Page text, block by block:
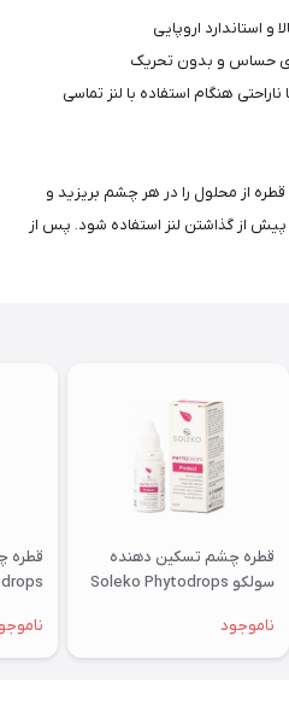
و استاندارد اروپایی
حساس و بدون تحریک
هنگام استفاده با لنز تماسی
ابتدا دست‌ها را بشویید. سپس ۱ یا ۲ قطره از محلول را در هر چشم بریزید و
پیش از گذاشتن لنز استفاده شود. پس از
قطره چشم تسکین دهنده
سولکو Soleko Phytodrops
ناموجود
قطره